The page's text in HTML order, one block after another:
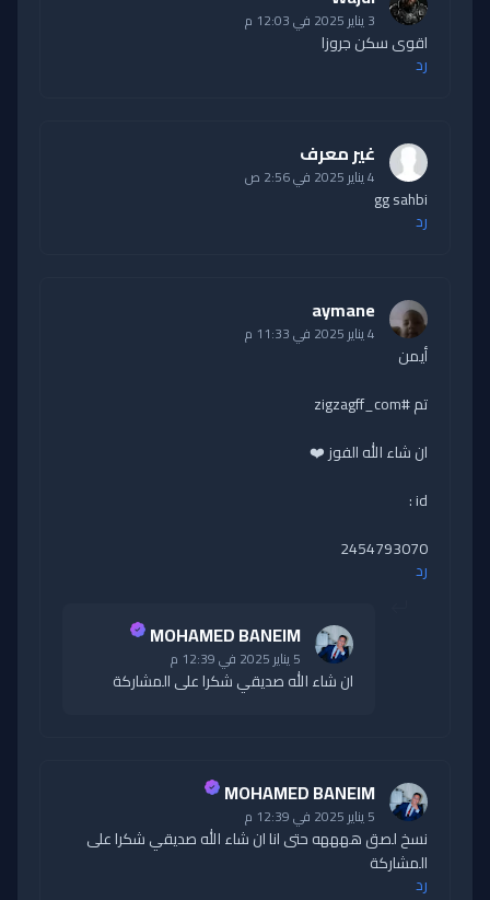
3 يناير 2025 في 12:03 م
اقوى سكن جروزا
رد
غير معرف
4 يناير 2025 في 2:56 ص
gg sahbi
رد
aymane
4 يناير 2025 في 11:33 م
أيمن
تم #zigzagff_com
ان شاء الله الفوز ❤️
id :
2454793070
رد
MOHAMED BANEIM
5 يناير 2025 في 12:39 م
ان شاء الله صديقي شكرا على المشاركة
MOHAMED BANEIM
5 يناير 2025 في 12:39 م
نسخ لصق ههههه حتى انا ان شاء الله صديقي شكرا على
المشاركة
رد